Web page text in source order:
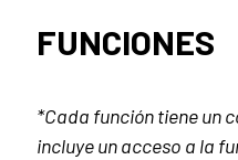
FUNCIONES
*Cada función tiene un
incluye un acceso a la